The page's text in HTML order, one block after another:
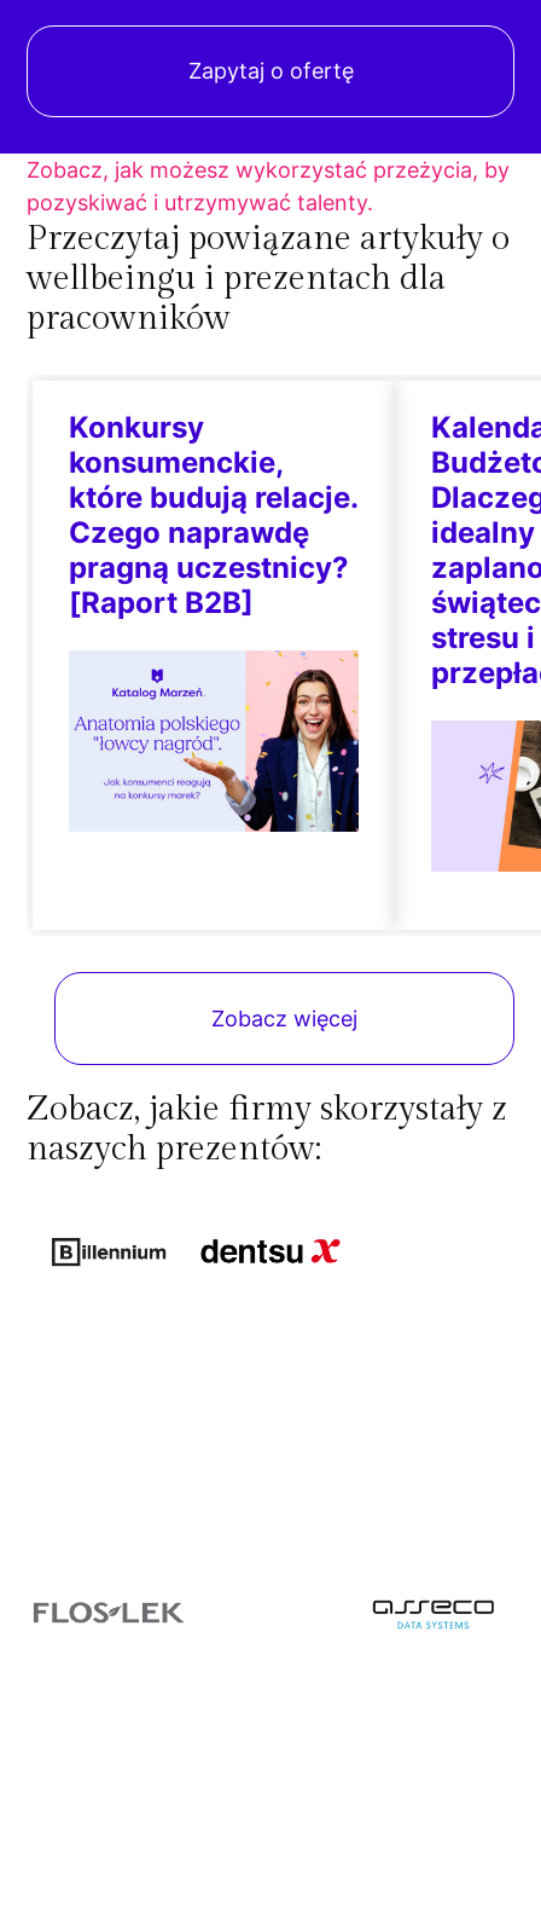
Zapytaj o ofertę
Zobacz, jak możesz wykorzystać przeżycia, by
pozyskiwać i utrzymywać talenty.
Przeczytaj powiązane artykuły o
wellbeingu i prezentach dla
pracowników
Konkursy
konsumenckie,
które budują relacje.
Czego naprawdę
pragną uczestnicy?
[Raport B2B]
stresu i
Zobacz więcej
Zobacz, jakie firmy skorzystały z
naszych prezentów: